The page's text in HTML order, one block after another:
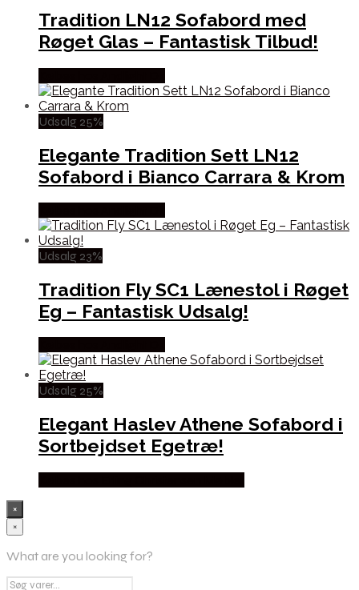
Tradition LN12 Sofabord med
Røget Glas – Fantastisk Tilbud!
Udsalg 25%
Elegante Tradition Sett LN12
Sofabord i Bianco Carrara & Krom
Udsalg 23%
Tradition Fly SC1 Lænestol i Røget
Eg – Fantastisk Udsalg!
Udsalg 25%
Elegant Haslev Athene Sofabord i
Sortbejdset Egetræ!
×
×
What are you looking for?